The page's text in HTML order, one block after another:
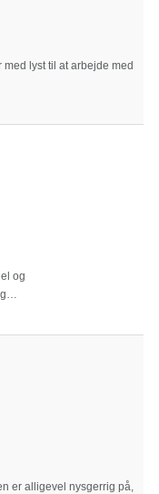
lyst til at arbejde med
og
er alligevel nysgerrig på,